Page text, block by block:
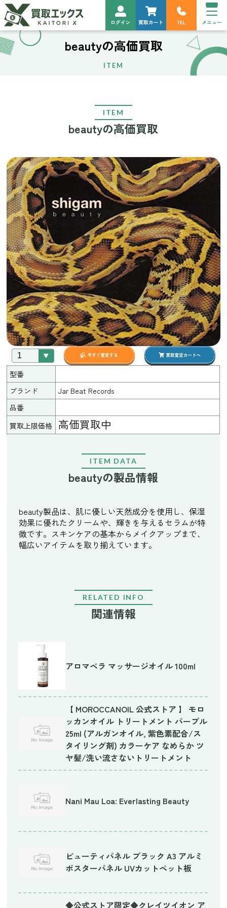
beautyの高価買取
ITEM
ITEM
beautyの高価買取
型番
ブランド
Jar Beat Records
品番
買取上限価格
高価買取中
ITEM DATA
beautyの製品情報
beauty製品は、肌に優しい天然成分を使用し、保湿
効果に優れたクリームや、輝きを与えるセラムが特
徴です。スキンケアの基本からメイクアップまで、
幅広いアイテムを取り揃えています。
RELATED INFO
関連情報
アロマベラ マッサージオイル 100ml
【 MOROCCANOIL 公式ストア 】 モロ
ッカンオイル トリートメント パープル
25ml (アルガンオイル, 紫色素配合/ス
タイリング剤) カラーケア なめらか ツ
ヤ髪/洗い流さないトリートメント
Nani Mau Loa: Everlasting Beauty
ビューティパネル ブラック A3 アルミ
ポスターパネル UVカットペット板
◆公式ストア限定◆クレイツイオン ア